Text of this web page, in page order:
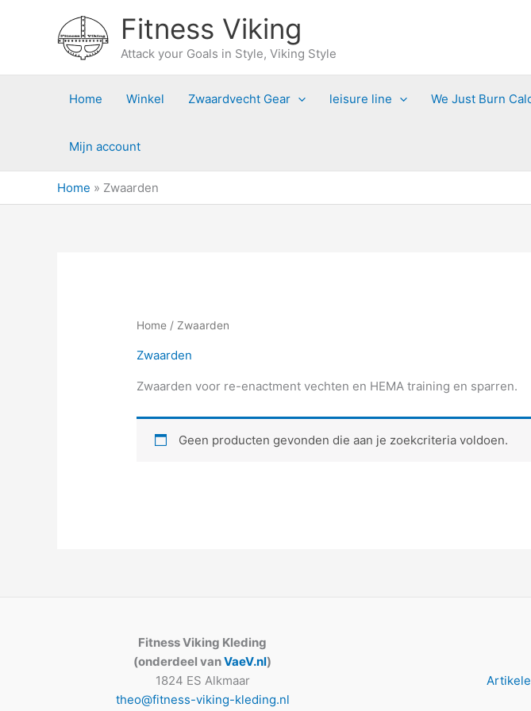
Fitness Viking
Attack your Goals in Style, Viking Style
Home Winkel Zwaardvecht Gear leisure line We Just Burn
Mijn account
Home » Zwaarden
Home / Zwaarden
Zwaarden
Zwaarden voor re-enactment vechten en HEMA training en sparren.
Geen producten gevonden die aan je zoekcriteria voldoen.
Fitness Viking Kleding
(onderdeel vanVaeV.nl)
1824 ES Alkmaar
theo@fitness-viking-kleding.nl